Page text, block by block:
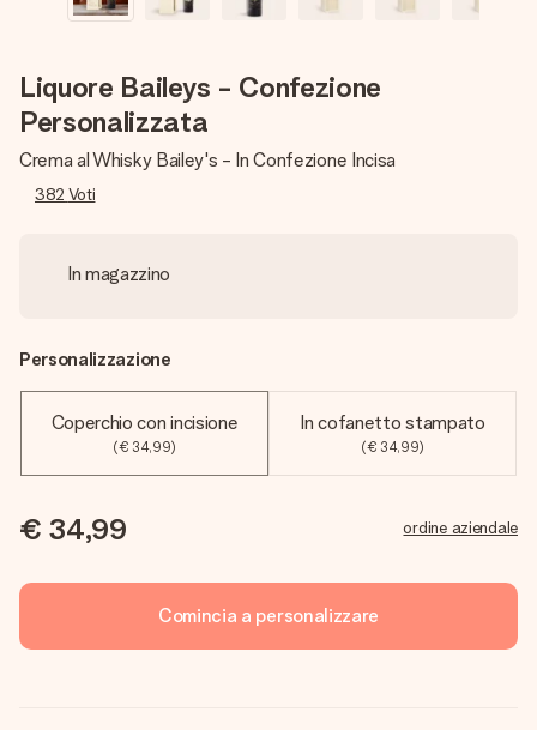
Liquore Baileys - Confezione
Personalizzata
Crema al Whisky Bailey's - In Confezione Incisa
382 Voti
In magazzino
Personalizzazione
Coperchio con incisione
(€ 34,99)
In cofanetto stampato
(€ 34,99)
€ 34,99 ordine aziendale
Comincia a personalizzare